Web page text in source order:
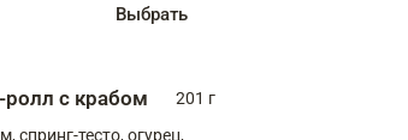
Выбрать
ролл с крабом
201 г
спринг-тесто, огурец,